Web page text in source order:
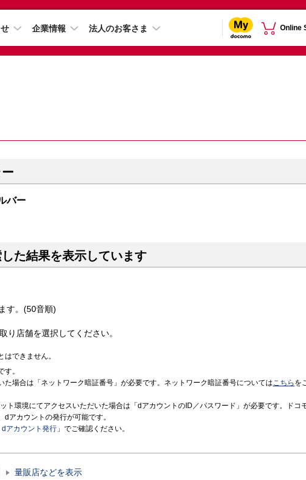
企業情報 法人のお客さま Online
バー
た結果を表示しています
す。(50音順)
り店舗を選択してください。
できません。
。
た場合は「ネットワーク暗証番号」が必要です。ネットワーク暗証番号についてはこちら を
ト環境にてアクセスいただいた場合は「dアカウントのID／パスワード」が必要です。ドコ
アカウントの発行が可能です。
dアカウント発行 」でご確認ください。
量販店などを表示